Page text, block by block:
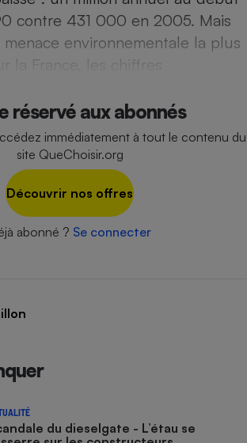
contre 431 000 en 2005. Mais
environnementale la plus
la France, les chiffres
réservé aux abonnés
immédiatement à tout le contenu du
site QueChoisir.org
Découvrir nos offres
abonné ? Se connecter
du dieselgate - L’étau se
Robot ménager